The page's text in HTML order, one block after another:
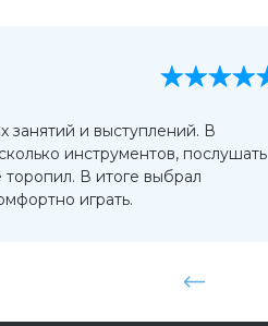
занятий и выступлений. В
инструментов, послушать
торопил. В итоге выбрал
играть.